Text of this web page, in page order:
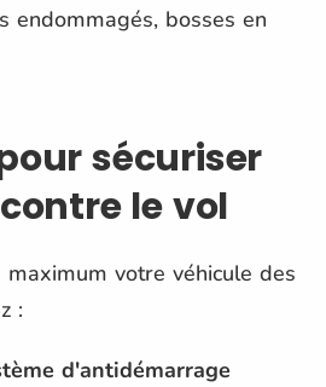
endommagés, bosses en
sécuriser
le vol
votre véhicule des
:
d'antidémarrage